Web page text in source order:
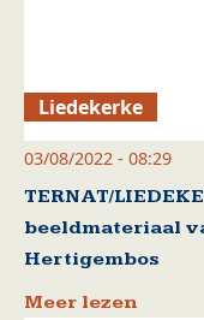
Liedekerke
03/08/2022 - 08:29
TERNAT/
beeldmateriaal
Hertigembos
Meer lezen